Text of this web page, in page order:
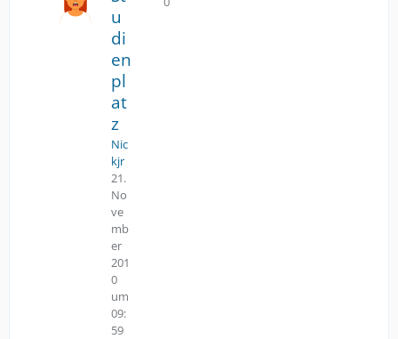
u
di
en
pl
at
z
Nic
kjr
21.
No
ve
mb
er
201
0
um
09:
59
Antworten